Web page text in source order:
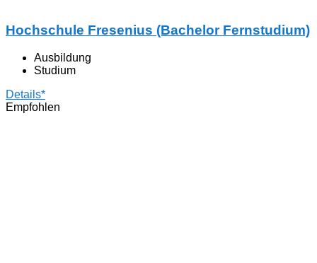
Hochschule Fresenius (Bachelor Fernstudium)
Ausbildung
Studium
Details*
Empfohlen